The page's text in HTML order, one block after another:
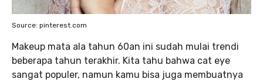
Source: pinterest.com
Makeup mata ala tahun 60an ini sudah mulai trendi
beberapa tahun terakhir. Kita tahu bahwa cat eye
sangat populer, namun kamu bisa juga membuatnya